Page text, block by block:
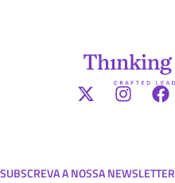
SUBSCREVA A NOSSA NEWSLETTER